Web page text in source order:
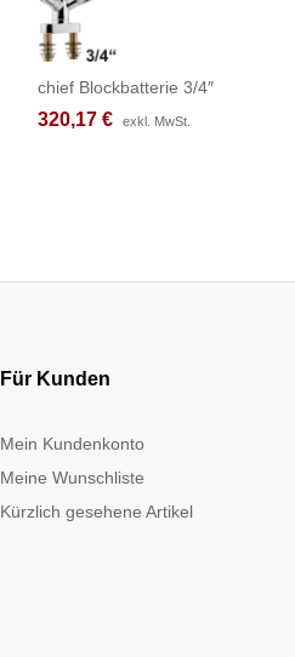
chief Blockbatterie 3/4″
320,17 € exkl. MwSt.
320,17 € exkl. MwSt.
Für Kunden
Mein Kundenkonto
Meine Wunschliste
Kürzlich gesehene Artikel